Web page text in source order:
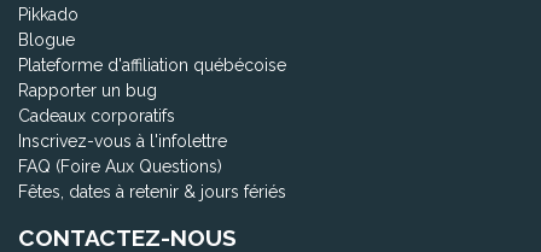
Pikkado
Blogue
Plateforme d'affiliation québécoise
Rapporter un bug
Cadeaux corporatifs
Inscrivez-vous à l'infolettre
FAQ (Foire Aux Questions)
Fêtes, dates à retenir & jours fériés
CONTACTEZ-NOUS